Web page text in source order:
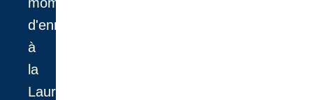
d'ennui
à
la
Laurentienne.